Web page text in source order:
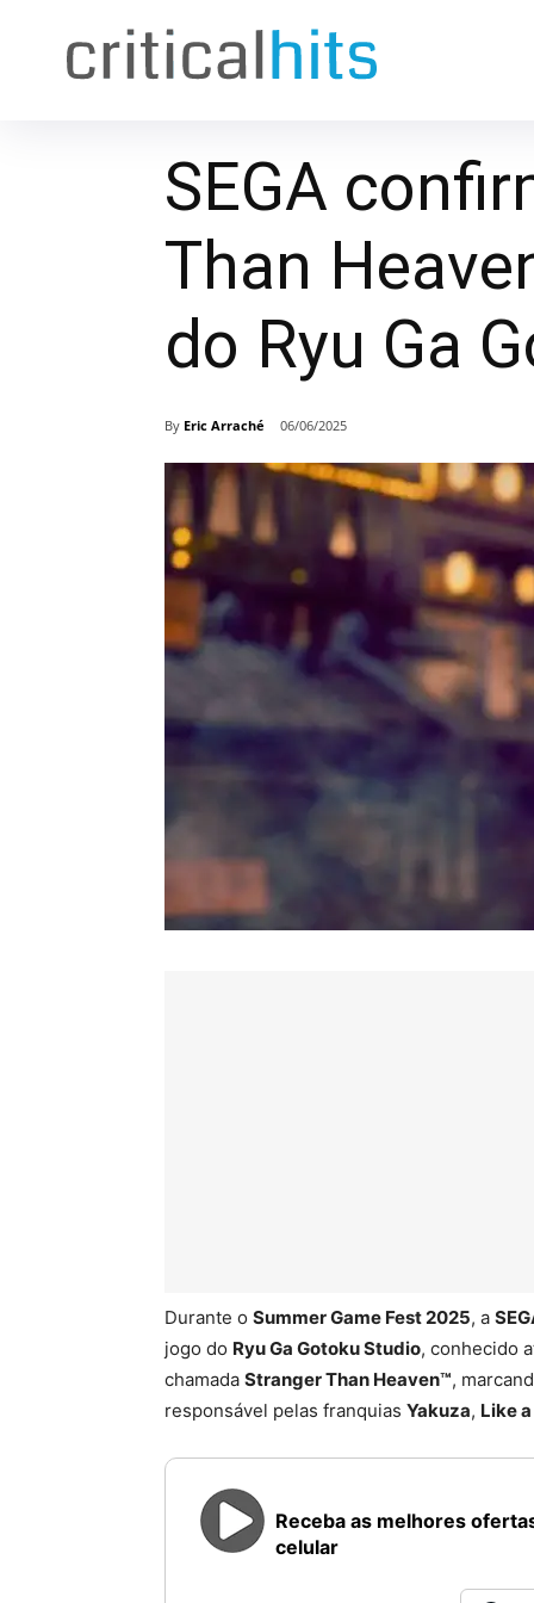
SEGA
Than
do Ryu Ga
By Eric Arraché 06/06/2025
Durante o Summer Game Fest 2025, a
jogo do Ryu Ga Gotoku Studio, conhecido
chamada Stranger Than Heaven™,
responsável pelas franquias Yakuza, Like
Receba as melhores
celular